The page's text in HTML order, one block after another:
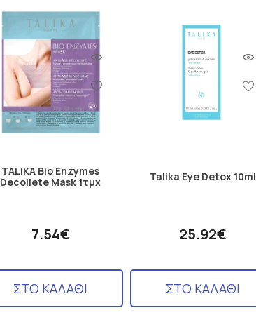
TALIKA Bio Enzymes
Decollete Mask 1τμχ
7.54€
ΣΤΟ ΚΑΛΑΘΙ
Talika Eye Detox 10ml
25.92€
ΣΤΟ ΚΑΛΑΘΙ